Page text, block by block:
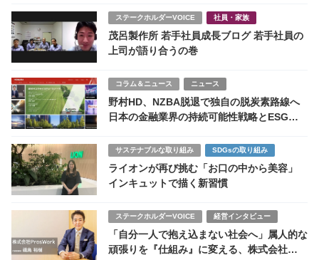
ステークホルダーVOICE 社員・家族
茂呂製作所 若手社員成長ブログ 若⼿社員の
上司が語り合うの巻
コラム＆ニュース ニュース
野村HD、NZBA脱退で独自の脱炭素路線へ
日本の金融業界の持続可能性戦略とESG投
サステナブルな取り組み SDGsの取り組み
ライオンが再び挑む「お口の中から美容」
インキュットで描く新習慣
ステークホルダーVOICE 経営インタビュー
「自分一人で抱え込まない社会へ」属人的な
頑張りを『仕組み』に変える、株式会社